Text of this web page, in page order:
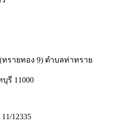
ทรายทอง 9) ตำบลท่าทราย
รี 11000
12335